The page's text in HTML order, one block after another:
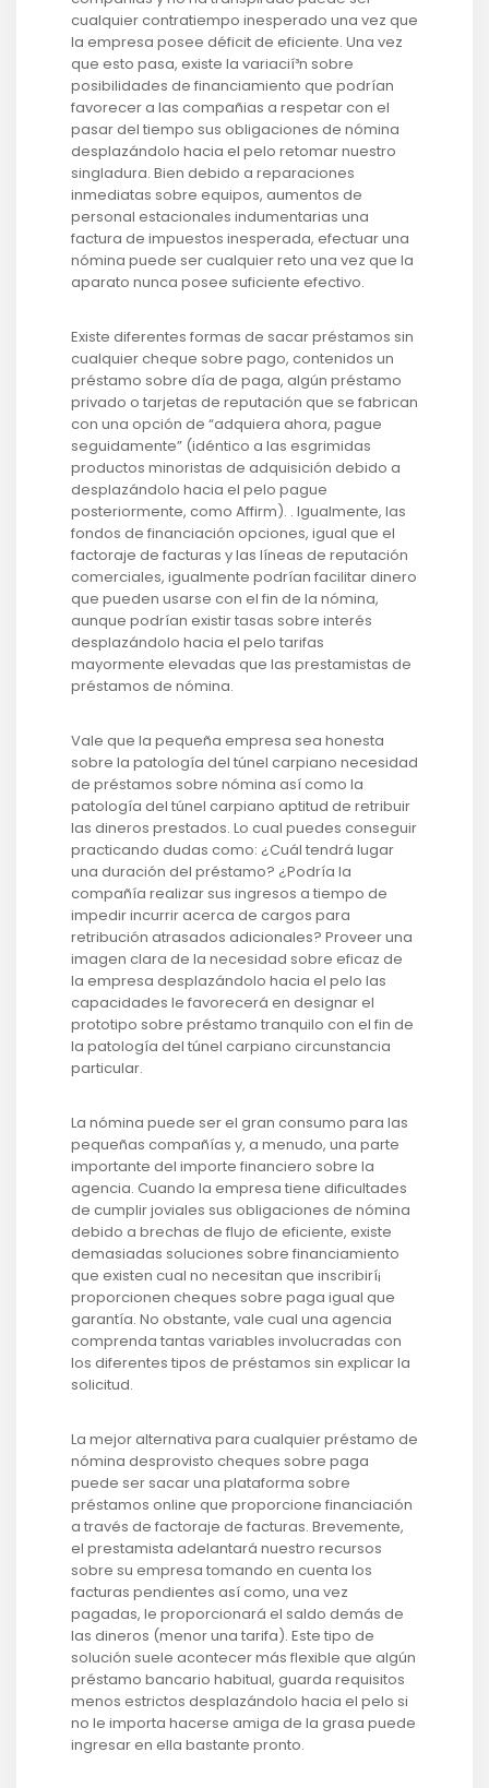
cualquier contratiempo inesperado una vez que
la empresa posee déficit de eficiente. Una vez
que esto pasa, existe la variacií³n sobre
posibilidades de financiamiento que podrían
favorecer a las compañias a respetar con el
pasar del tiempo sus obligaciones de nómina
desplazándolo hacia el pelo retomar nuestro
singladura. Bien debido a reparaciones
inmediatas sobre equipos, aumentos de
personal estacionales indumentarias una
factura de impuestos inesperada, efectuar una
nómina puede ser cualquier reto una vez que la
aparato nunca posee suficiente efectivo.
Existe diferentes formas de sacar préstamos sin
cualquier cheque sobre pago, contenidos un
préstamo sobre día de paga, algún préstamo
privado o tarjetas de reputación que se fabrican
con una opción de “adquiera ahora, pague
seguidamente” (idéntico a las esgrimidas
productos minoristas de adquisición debido a
desplazándolo hacia el pelo pague
posteriormente, como Affirm). . Igualmente, las
fondos de financiación opciones, igual que el
factoraje de facturas y las líneas de reputación
comerciales, igualmente podrían facilitar dinero
que pueden usarse con el fin de la nómina,
aunque podrían existir tasas sobre interés
desplazándolo hacia el pelo tarifas
mayormente elevadas que las prestamistas de
préstamos de nómina.
Vale que la pequeña empresa sea honesta
sobre la patologí­a del túnel carpiano necesidad
de préstamos sobre nómina así­ como la
patologí­a del túnel carpiano aptitud de retribuir
las dineros prestados. Lo cual puedes conseguir
practicando dudas como: ¿Cuál tendrá lugar
una duración del préstamo? ¿Podría la
compañía realizar sus ingresos a tiempo de
impedir incurrir acerca de cargos para
retribución atrasados ​​adicionales? Proveer una
imagen clara de la necesidad sobre eficaz de
la empresa desplazándolo hacia el pelo las
capacidades le favorecerá en designar el
prototipo sobre préstamo tranquilo con el fin de
la patologí­a del túnel carpiano circunstancia
particular.
La nómina puede ser el gran consumo para las
pequeñas compañías y, a menudo, una parte
importante del importe financiero sobre la
agencia. Cuando la empresa tiene dificultades
de cumplir joviales sus obligaciones de nómina
debido a brechas de flujo de eficiente, existe
demasiadas soluciones sobre financiamiento
que existen cual no necesitan que inscribirí¡
proporcionen cheques sobre paga igual que
garantía. No obstante, vale cual una agencia
comprenda tantas variables involucradas con
los diferentes tipos de préstamos sin explicar la
solicitud.
La mejor alternativa para cualquier préstamo de
nómina desprovisto cheques sobre paga
puede ser sacar una plataforma sobre
préstamos online que proporcione financiación
a través de factoraje de facturas. Brevemente,
el prestamista adelantará nuestro recursos
sobre su empresa tomando en cuenta los
facturas pendientes así­ como, una vez
pagadas, le proporcionará el saldo demás de
las dineros (menor una tarifa). Este tipo de
solución suele acontecer más flexible que algún
préstamo bancario habitual, guarda requisitos
menos estrictos desplazándolo hacia el pelo si
no le importa hacerse amiga de la grasa puede
ingresar en ella bastante pronto.